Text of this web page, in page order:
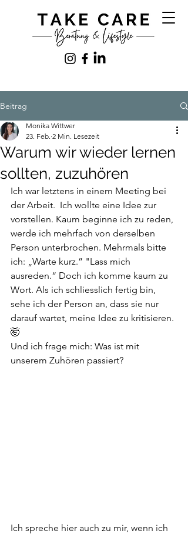
Beitrag
Warum wir wieder lernen
sollten, zuzuhören
Monika Wittwer
23. Feb. 2 Min. Lesezeit
Ich war letztens in einem Meeting bei
der Arbeit.  Ich wollte eine Idee zur
vorstellen. Kaum beginne ich zu reden,
werde ich mehrfach von derselben
Person unterbrochen. Mehrmals bitte
ich: „Warte kurz.” "Lass mich
ausreden.“ Doch ich komme kaum zu
Wort. Als ich schliesslich fertig bin,
sehe ich der Person an, dass sie nur
darauf wartet, meine Idee zu kritisieren.
🤯
Und ich frage mich: Was ist mit
unserem Zuhören passiert?
Ich spreche hier auch zu mir, wenn ich